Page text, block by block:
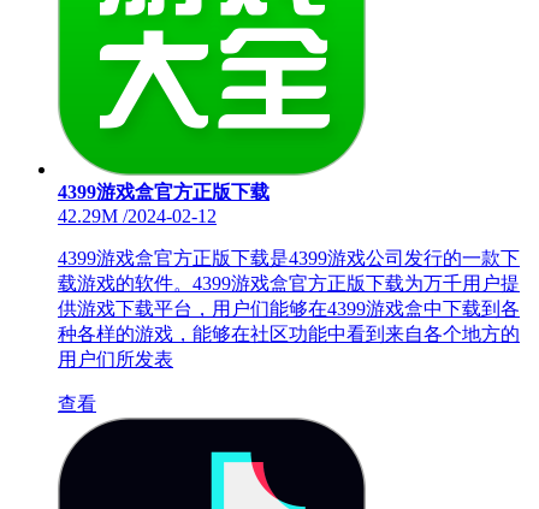
4399游戏盒官方正版下载
42.29M /2024-02-12
4399游戏盒官方正版下载是4399游戏公司发行的一款下
载游戏的软件。4399游戏盒官方正版下载为万千用户提
供游戏下载平台，用户们能够在4399游戏盒中下载到各
种各样的游戏，能够在社区功能中看到来自各个地方的
用户们所发表
查看